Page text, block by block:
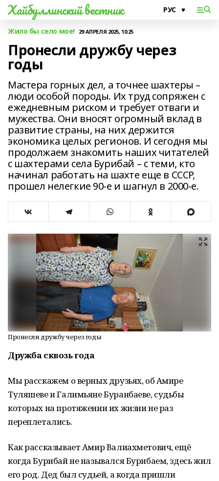
Хайбуллинский вестник
Жило бы село мое! 29 АПРЕЛЯ 2025, 10:25
Пронесли дружбу через
годы
Мастера горных дел, а точнее шахтеры –
люди особой породы. Их труд сопряжен с
ежедневным риском и требует отваги и
мужества. Они вносят огромный вклад в
развитие страны, на них держится
экономика целых регионов. И сегодня мы
продолжаем знакомить наших читателей
с шахтерами села Бурибай – с теми, кто
начинал работать на шахте еще в СССР,
прошел нелегкие 90-е и шагнул в 2000-е.
Пронесли дружбу через годы
Дружба сквозь года
Мы расскажем о верных друзьях, об Амире
Туляшеве и Галимьяне Буранбаеве, судьбы
которых на протяжении их жизни не раз
переплетались.
Как рассказывает Амир Валиахметович, ещё
когда Бурибай не назывался Бурибаем, здесь жил
его род. Дед был судьей, а когда пришли